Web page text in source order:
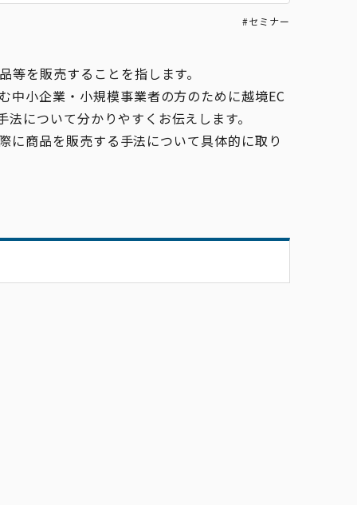
#セミナー
を販売することを指します。
中小企業・小規模事業者の方のために越境EC
について分かりやすくお伝えします。
商品を販売する手法について具体的に取り